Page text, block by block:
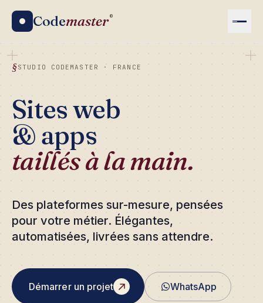
Codemaster®
STUDIO CODEMASTER · FRANCE
Sites web
& apps
taillés à la main.
Des plateformes sur-mesure, pensées
pour votre métier. Élégantes,
automatisées, livrées sans attendre.
Démarrer un projet WhatsApp